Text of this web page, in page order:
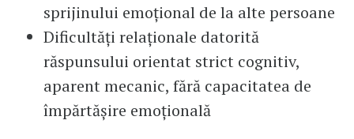
sprijinului emoţional de la alte persoane
Dificultăţi relaţionale datorită
răspunsului orientat strict cognitiv,
aparent mecanic, fără capacitatea de
împărtăşire emoţională